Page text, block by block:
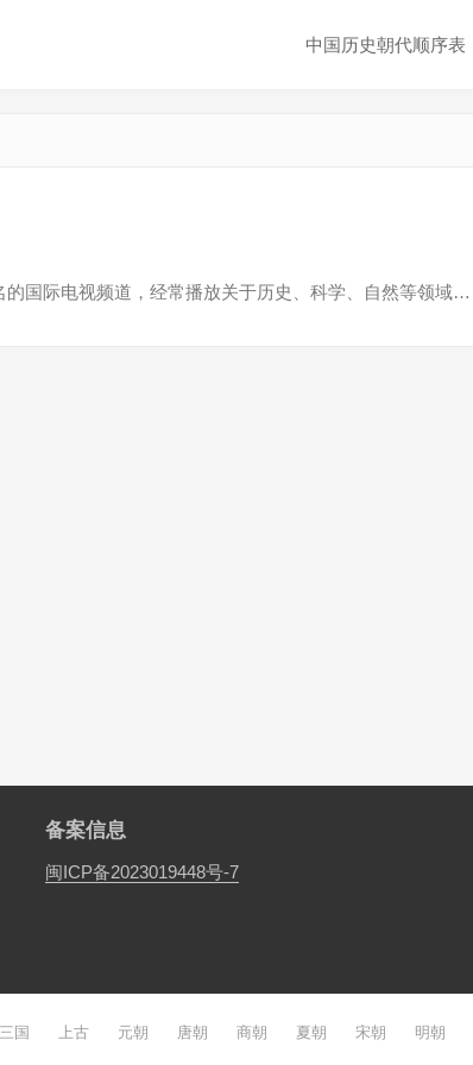
中国历史朝代顺序表
国际电视频道，经常播放关于历史、科学、自然等领域…
备案信息
闽ICP备2023019448号-7
三国 上古 元朝 唐朝 商朝 夏朝 宋朝 明朝